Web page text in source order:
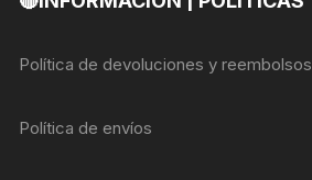
Política de devoluciones y reembolsos
Política de envíos